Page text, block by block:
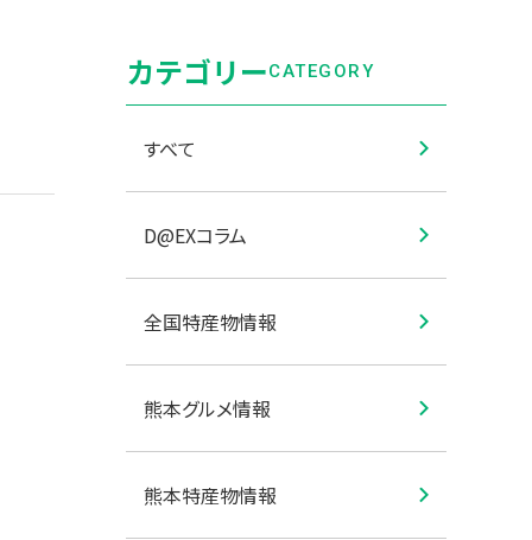
カテゴリーCATEGORY
すべて
D@EXコラム
全国特産物情報
熊本グルメ情報
熊本特産物情報